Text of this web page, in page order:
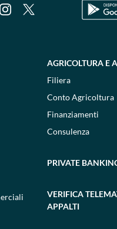
AGRICOLTURA E
Filiera
Conto Agricoltura
Finanziamenti
Consulenza
PRIVATE
VERIFICA
APPALTI